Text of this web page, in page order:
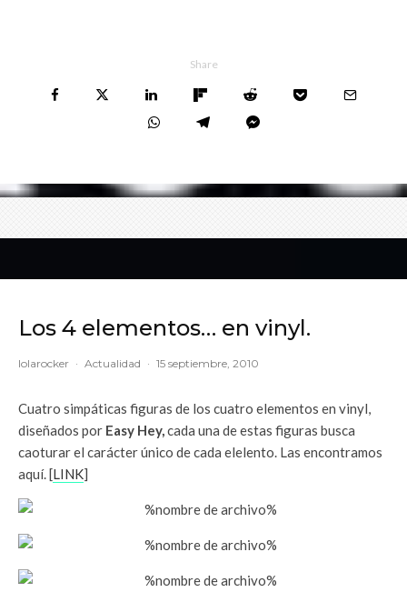
Share
Los 4 elementos… en vinyl.
lolarocker · Actualidad · 15 septiembre, 2010
Cuatro simpáticas figuras de los cuatro elementos en vinyl,
diseñados por Easy Hey,cada una de estas figuras busca
caoturar el carácter único de cada elelento. Las encontramos
aquí. [LINK]